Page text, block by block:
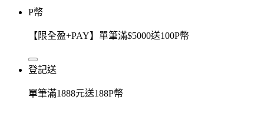
P幣
【限全盈+PAY】單筆滿$5000送100P幣
登記送
單筆滿1888元送188P幣